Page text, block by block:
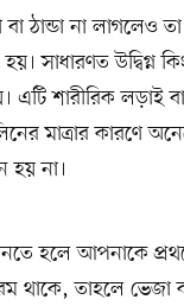
ঠান্ডা না লাগলেও
সাধারণত উদ্বিগ্ন
এটি শারীরিক লড়াই
মাত্রার কারণে
হয় না।
হলে আপনাকে
থাকে, তাহলে ভেজা